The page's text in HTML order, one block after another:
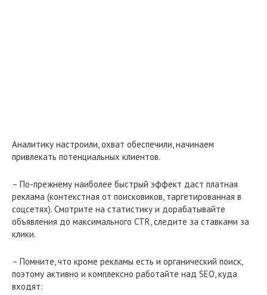
Аналитику настроили, охват обеспечили, начинаем
привлекать потенциальных клиентов.
– По-прежнему наиболее быстрый эффект даст платная
реклама (контекстная от поисковиков, таргетированная в
соцсетях). Смотрите на статистику и дорабатывайте
объявления до максимального CTR, следите за ставками за
клики.
– Помните, что кроме рекламы есть и органический поиск,
поэтому активно и комплексно работайте над SEO, куда
входят: